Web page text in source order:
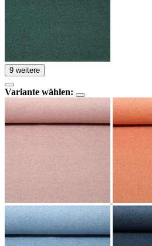
9 weitere
Variante wählen: